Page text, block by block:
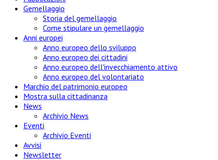
Gemellaggio
Storia del gemellaggio
Come stipulare un gemellaggio
Anni europei
Anno europeo dello sviluppo
Anno europeo dei cittadini
Anno europeo dell'invecchiamento attivo
Anno europeo del volontariato
Marchio del patrimonio europeo
Mostra sulla cittadinanza
News
Archivio News
Eventi
Archivio Eventi
Avvisi
Newsletter